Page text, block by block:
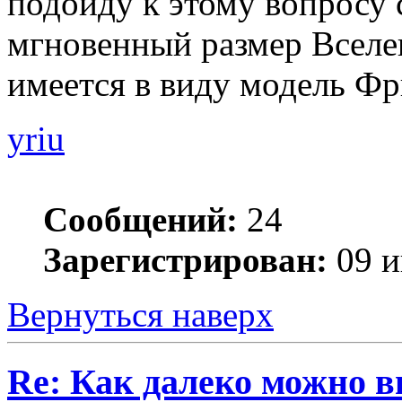
мгновенный размер
имеется в виду модель
yriu
Сообщений: 24
Зарегистрирован: 09
Вернуться наверх
Re: Как далеко можно